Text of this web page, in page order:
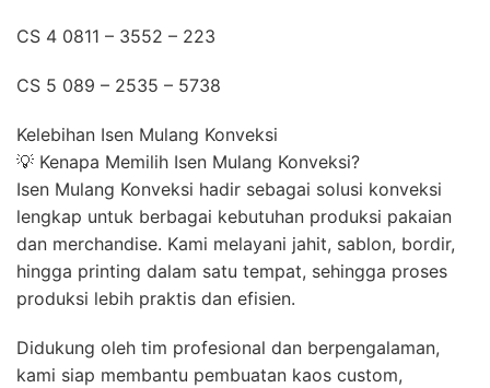
CS 4 0811 – 3552 – 223
CS 5 089 – 2535 – 5738
Kelebihan Isen Mulang Konveksi
💡 Kenapa Memilih Isen Mulang Konveksi?
Isen Mulang Konveksi hadir sebagai solusi konveksi
lengkap untuk berbagai kebutuhan produksi pakaian
dan merchandise. Kami melayani jahit, sablon, bordir,
hingga printing dalam satu tempat, sehingga proses
produksi lebih praktis dan efisien.
Didukung oleh tim profesional dan berpengalaman,
kami siap membantu pembuatan kaos custom,